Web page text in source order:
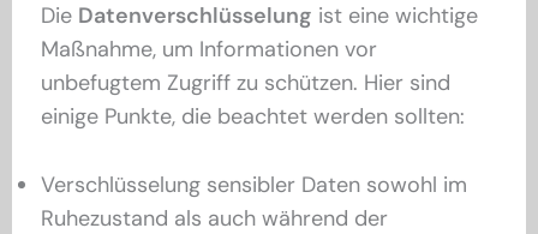
Die Datenverschlüsselung ist eine wichtige
Maßnahme, um Informationen vor
unbefugtem Zugriff zu schützen. Hier sind
einige Punkte, die beachtet werden sollten:
Verschlüsselung sensibler Daten sowohl im
Ruhezustand als auch während der